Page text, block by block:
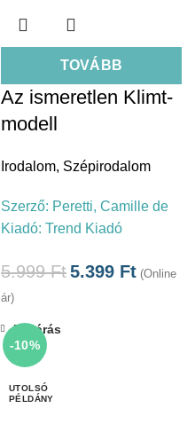
TOVÁBB
Az ismeretlen Klimt-
modell
Irodalom, Szépirodalom
Szerző: Peretti, Camille de
Kiadó: Trend Kiadó
5.999Ft5.399 Ft (Online
ár)
-10%
Bezárás